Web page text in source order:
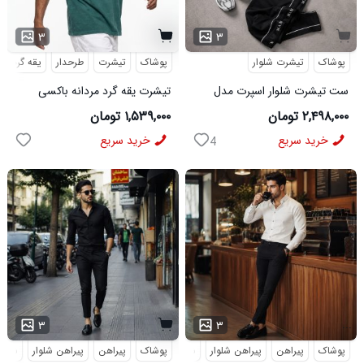
۳
پوشاک تیشرت طرحدار یقه گرد
تیشرت یقه گرد مردانه باکسی
طرحدار مچینست سبز
Balenciaga مدل 50944
۱,۵۳۹,۰۰۰ تومان
خرید سریع
۳
پوشاک تیشرت شلوار
ست تیشرت شلوار اسپرت مدل
MAN مشکی
۲,۴۹۸,۰۰۰ تومان
خرید سریع 4
۳
پوشاک پیراهن پیراهن شلوار
۳ ...
پوشاک پیراهن پیراهن شلوار شلوار مردانه